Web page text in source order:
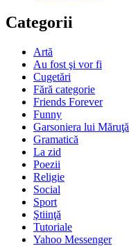
Categorii
Artă
Au fost şi vor fi
Cugetări
Fără categorie
Friends Forever
Funny
Garsoniera lui Măruţă
Gramatică
La zid
Poezii
Religie
Social
Sport
Ştiinţă
Tutoriale
Yahoo Messenger